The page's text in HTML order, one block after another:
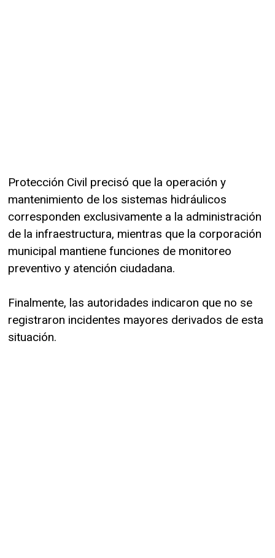
Protección Civil precisó que la operación y
mantenimiento de los sistemas hidráulicos
corresponden exclusivamente a la administración
de la infraestructura, mientras que la corporación
municipal mantiene funciones de monitoreo
preventivo y atención ciudadana.
Finalmente, las autoridades indicaron que no se
registraron incidentes mayores derivados de esta
situación.